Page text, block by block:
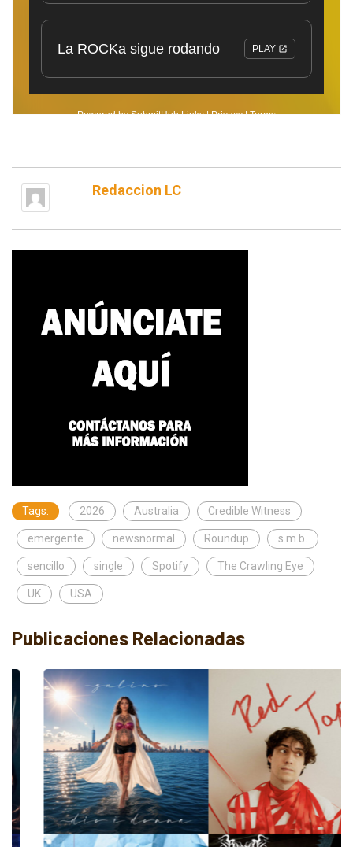
Redaccion LC
Tags: 2026 Australia Credible Witness
emergente newsnormal Roundup s.m.b.
sencillo single Spotify The Crawling Eye
UK USA
Publicaciones Relacionadas